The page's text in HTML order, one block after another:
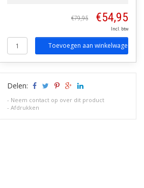
€79,95 €54,95
Incl. btw
Toevoegen aan winkelwagen
Delen:
- Neem contact op over dit product
-Afdrukken